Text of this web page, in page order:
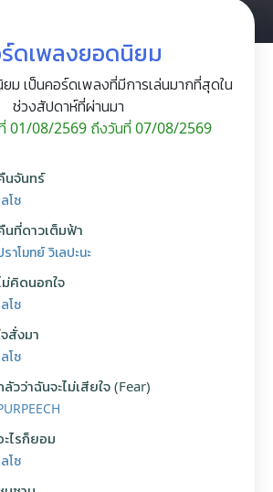
ดเพลงยอดนิยม
ม เป็นคอร์ดเพลงที่มีการเล่นมากที่สุดใน
ช่วงสัปดาห์ที่ผ่านมา
01/08/2569 ถึงวันที่ 07/08/2569
นจันทร์
โซ
นที่ดาวเต็มฟ้า
ราโมทย์ วิเลปะนะ
ม่คิดนอกใจ
โซ
จสั่งมา
โซ
ลัวว่าฉันจะไม่เสียใจ (Fear)
ะไรก็ยอม
โซ